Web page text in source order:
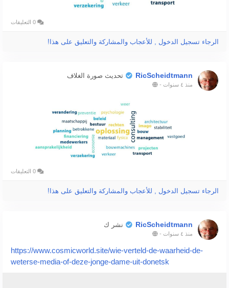
الرجاء تسجيل الدخول , للأعجاب والمشاركة والتعليق على هذا!
RicScheidtmann تحديث صورة الغلاف
منذ ٤ سنوات -
الرجاء تسجيل الدخول , للأعجاب والمشاركة والتعليق على هذا!
RicScheidtmann نشر ك
منذ ٤ سنوات -
https://www.cosmicworld.site/wie-verteld-de-waarheid-de-
weterse-media-of-deze-jonge-dame-uit-donetsk